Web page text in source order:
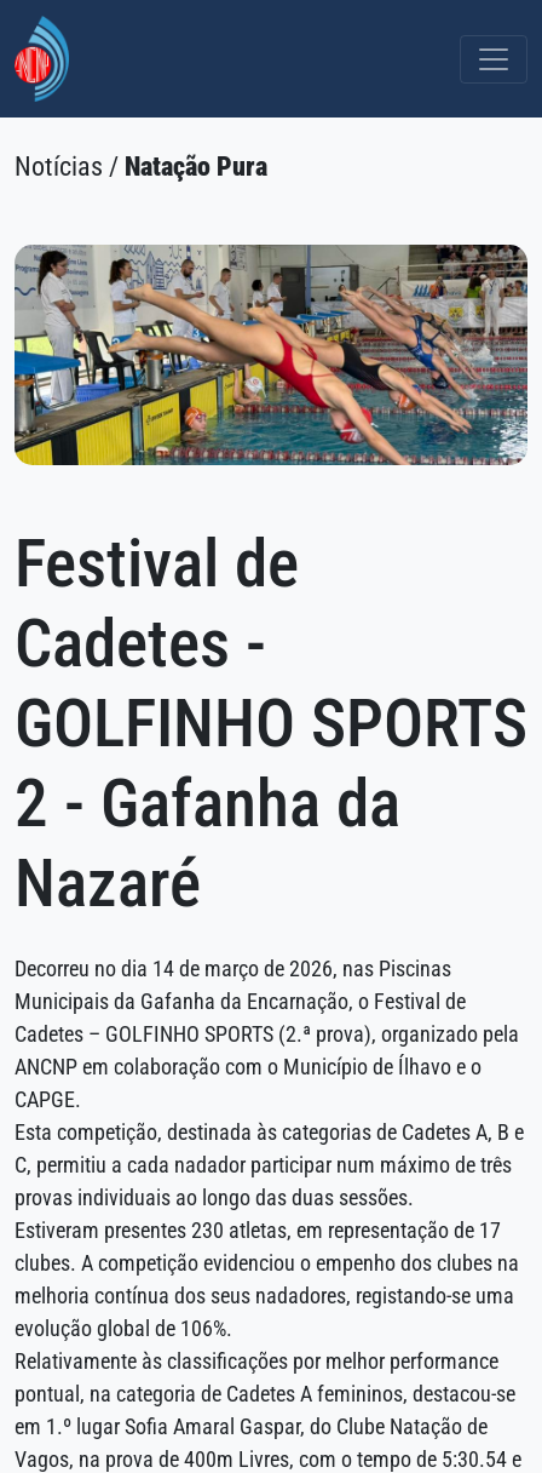
Notícias / Natação Pura
Festival de
Cadetes -
GOLFINHO SPORTS
2 - Gafanha da
Nazaré
Decorreu no dia 14 de março de 2026, nas Piscinas
Municipais da Gafanha da Encarnação, o Festival de
Cadetes – GOLFINHO SPORTS (2.ª prova), organizado pela
ANCNP em colaboração com o Município de Ílhavo e o
CAPGE.
Esta competição, destinada às categorias de Cadetes A, B e
C, permitiu a cada nadador participar num máximo de três
provas individuais ao longo das duas sessões.
Estiveram presentes 230 atletas, em representação de 17
clubes. A competição evidenciou o empenho dos clubes na
melhoria contínua dos seus nadadores, registando-se uma
evolução global de 106%.
Relativamente às classificações por melhor performance
pontual, na categoria de Cadetes A femininos, destacou-se
em 1.º lugar Sofia Amaral Gaspar, do Clube Natação de
Vagos, na prova de 400m Livres, com o tempo de 5:30.54 e